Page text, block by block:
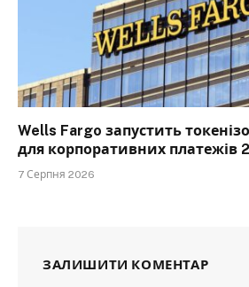
Wells Fargo запустить
для корпоративних платежів
7 Серпня 2026
ЗАЛИШИТИ КОМЕНТАР